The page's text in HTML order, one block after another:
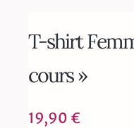
T-shirt
cours »
19,90 €